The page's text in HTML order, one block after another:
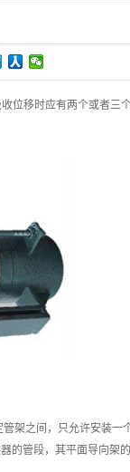
位移时应有两个或者三
架之间，只允许安装一
的管段，其平面导向架